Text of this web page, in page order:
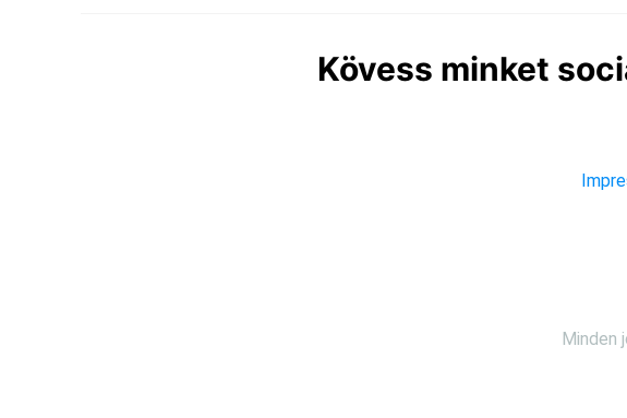
Kövess minket
Minden